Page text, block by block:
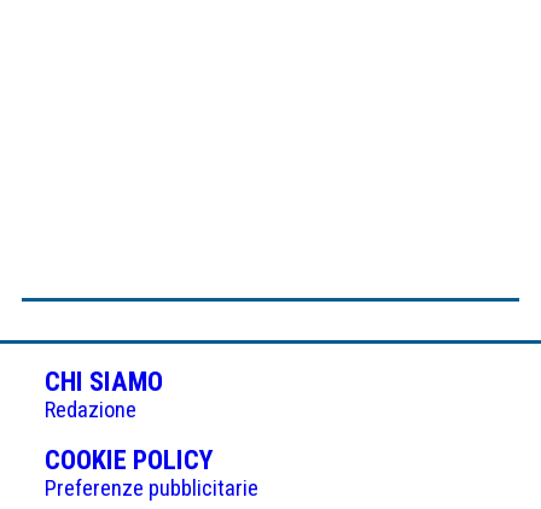
CHI SIAMO
Redazione
COOKIE POLICY(APRE
IN
Preferenze pubblicitarie